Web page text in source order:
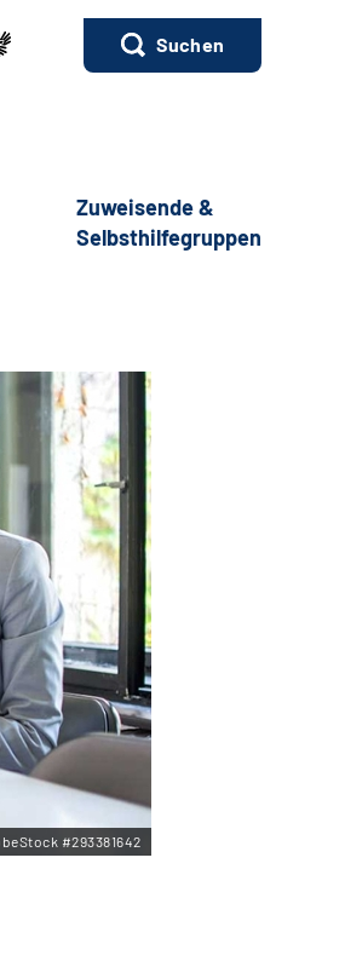
Suchen
Zuweisende &
Selbsthilfegruppen
#293381642